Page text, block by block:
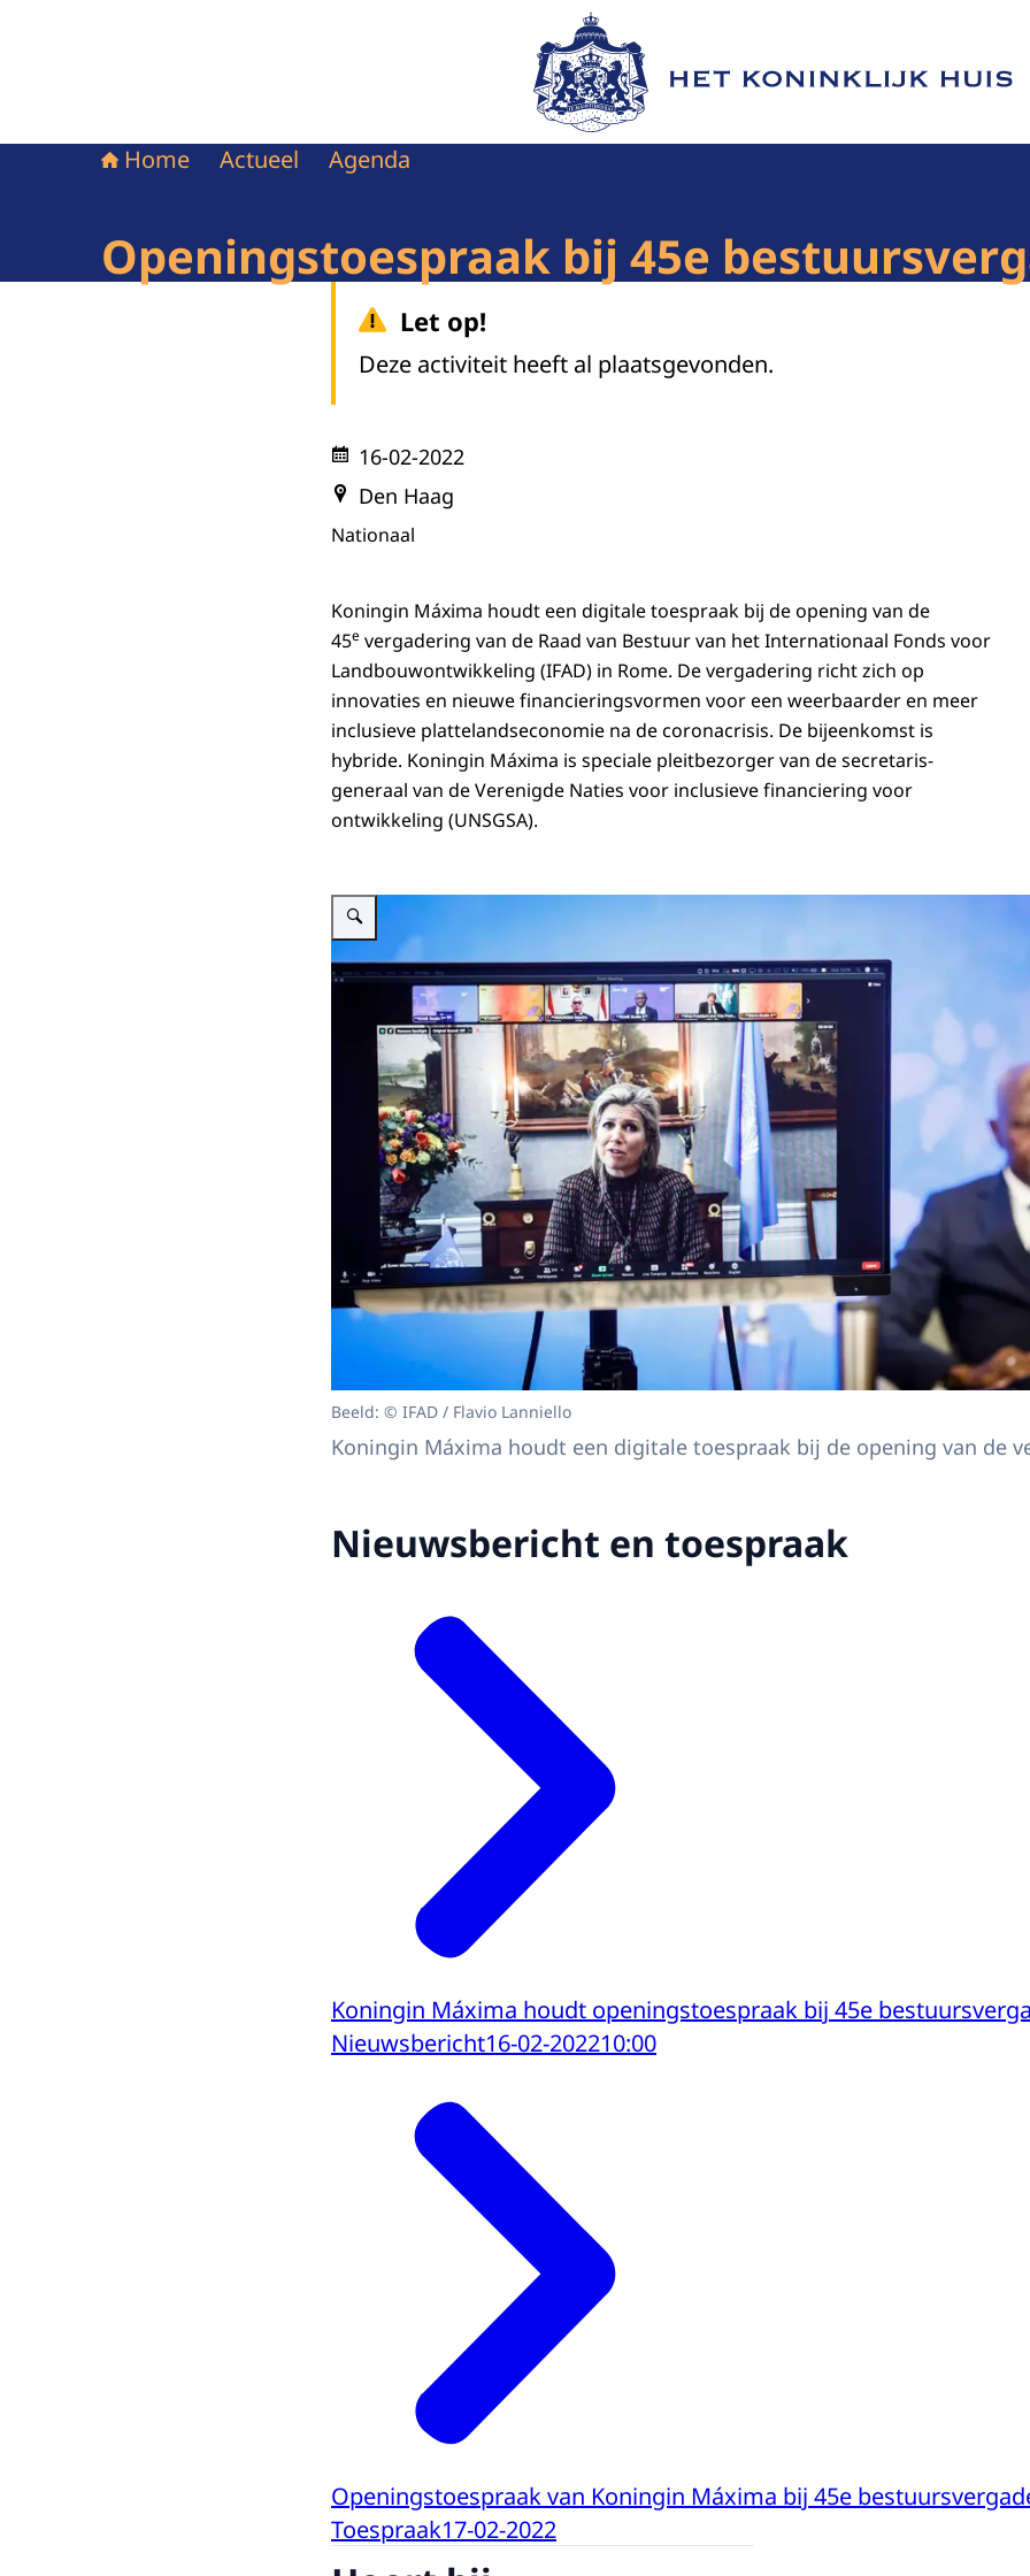
Naar de homepage van Het Koninklijk Huis
Home Actueel Agenda
Openingstoespraak bij 45e
Let op!
Deze activiteit heeft al plaatsgevonden.
16-02-2022
Den Haag
Nationaal
Koningin Máxima houdt een digitale toespraak bij de opening van de
45e vergadering van de Raad van Bestuur van het Internationaal Fonds voor
Landbouwontwikkeling (IFAD) in Rome. De vergadering richt zich op
innovaties en nieuwe financieringsvormen voor een weerbaarder en meer
inclusieve plattelandseconomie na de coronacrisis. De bijeenkomst is
hybride. Koningin Máxima is speciale pleitbezorger van de secretaris-
generaal van de Verenigde Naties voor inclusieve financiering voor
ontwikkeling (UNSGSA).
Vergroot afbeelding Koningin Máxima houdt een digitale toespraak bij het Internationaal Fonds voor
Beeld: © IFAD / Flavio Lanniello
Koningin Máxima houdt een digitale toespraak bij de opening van de
Nieuwsbericht en toespraak
Koningin Máxima houdt openingstoespraak bij 45e
Nieuwsbericht16-02-202210:00
Openingstoespraak van Koningin Máxima bij 45e
Toespraak17-02-2022